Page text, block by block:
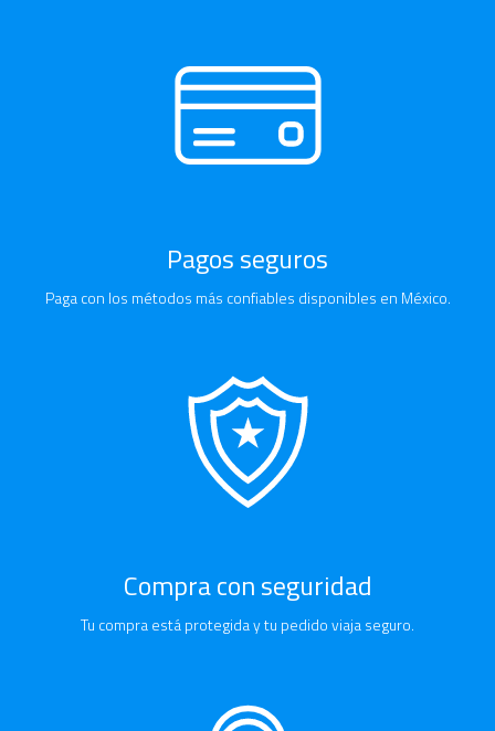
Pagos seguros
Paga con los métodos más confiables disponibles en México.
Compra con seguridad
Tu compra está protegida y tu pedido viaja seguro.